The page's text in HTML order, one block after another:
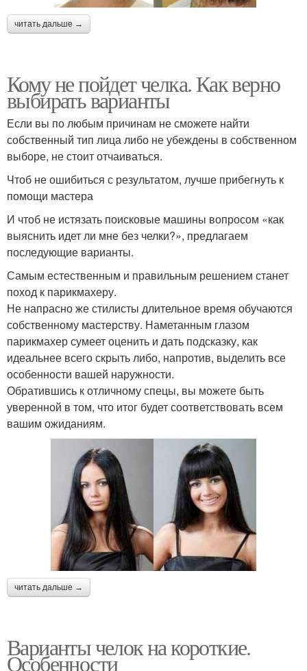
читать дальше →
Кому не пойдет челка. Как верно
выбирать варианты
Если вы по любым причинам не сможете найти
собственный тип лица либо не убеждены в собственном
выборе, не стоит отчаиваться.
Чтоб не ошибиться с результатом, лучше прибегнуть к
помощи мастера
И чтоб не истязать поисковые машины вопросом «как
выяснить идет ли мне без челки?», предлагаем
последующие варианты.
Самым естественным и правильным решением станет
поход к парикмахеру.
Не напрасно же стилисты длительное время обучаются
собственному мастерству. Наметанным глазом
парикмахер сумеет оценить и дать подсказку, как
идеальнее всего скрыть либо, напротив, выделить все
особенности вашей наружности.
Обратившись к отличному спецы, вы можете быть
уверенной в том, что итог будет соответствовать всем
вашим ожиданиям.
читать дальше →
Варианты челок на короткие.
Особенности